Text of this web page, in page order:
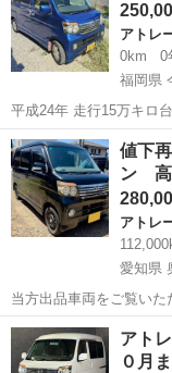
気量： 6...
アトレ
0km
0
福岡県
平成24年 走行15万キロ台 エンジン、オートマ、ターボ、エアコン絶
好調です。 ナビはワンセグ
などありますがパッと見悪くはな
もお気軽にお問い合...
福岡 行橋市 今
値下
アトレ
愛知県
当方出品車両をご覧いた
ワゴンの出品です。 ナ
ミラーモニター等オプ
ャージ、ウインカー、
愛知 一宮市 奥町
アト
０月